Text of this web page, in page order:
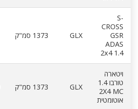
S-
CROSS
GSR
ADAS
2x4 1.4
GLX 1373 סמ"ק
ויטארה
טורבו 1.4
2X4 MC
אוטומטית
GLX 1373 סמ"ק